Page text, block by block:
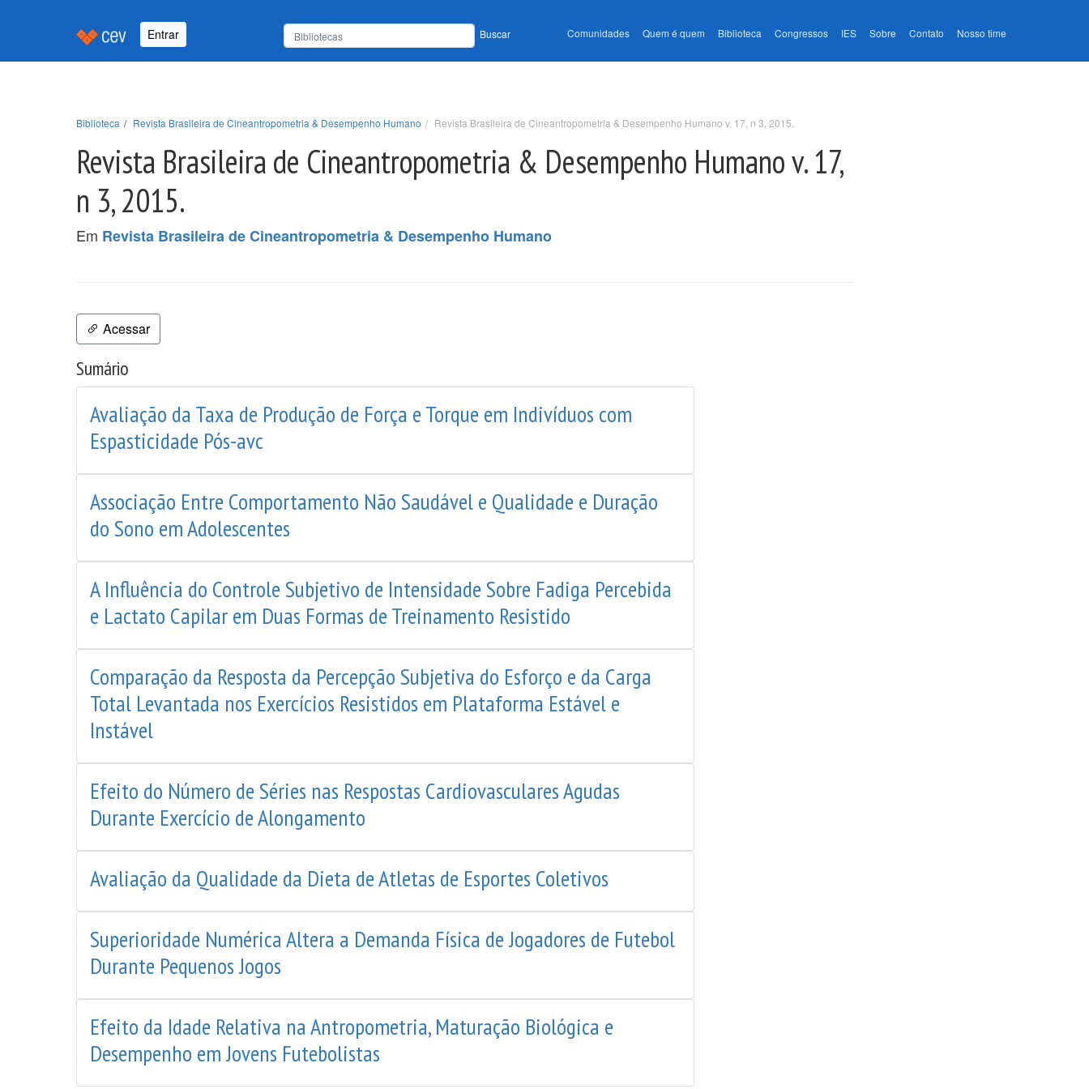
Entrar Buscar Comunidades Quem é quem Biblioteca Congressos IES Sobre Contato Nosso time
Biblioteca Revista Brasileira de Cineantropometria & Desempenho Humano Revista Brasileira de Cineantropometria & Desempenho Humano v. 17, n 3, 2015.
Revista Brasileira de Cineantropometria & Desempenho Humano v. 17,
n 3, 2015.
Em Revista Brasileira de Cineantropometria & Desempenho Humano
Acessar
Sumário
Avaliação da Taxa de Produção de Força e Torque em Indivíduos com
Espasticidade Pós-avc
Associação Entre Comportamento Não Saudável e Qualidade e Duração
do Sono em Adolescentes
A Influência do Controle Subjetivo de Intensidade Sobre Fadiga Percebida
e Lactato Capilar em Duas Formas de Treinamento Resistido
Comparação da Resposta da Percepção Subjetiva do Esforço e da Carga
Total Levantada nos Exercícios Resistidos em Plataforma Estável e
Instável
Efeito do Número de Séries nas Respostas Cardiovasculares Agudas
Durante Exercício de Alongamento
Avaliação da Qualidade da Dieta de Atletas de Esportes Coletivos
Superioridade Numérica Altera a Demanda Física de Jogadores de Futebol
Durante Pequenos Jogos
Efeito da Idade Relativa na Antropometria, Maturação Biológica e
Desempenho em Jovens Futebolistas